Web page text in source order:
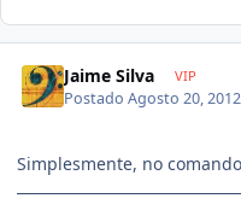
Jaime Silva VIP
PostadoAgosto 20,
Simplesmente, no